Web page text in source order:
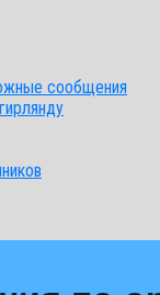
сообщения